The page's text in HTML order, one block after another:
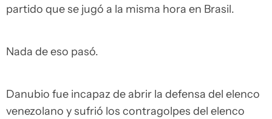
partido que se jugó a la misma hora en Brasil.
Nada de eso pasó.
Danubio fue incapaz de abrir la defensa del elenco
venezolano y sufrió los contragolpes del elenco